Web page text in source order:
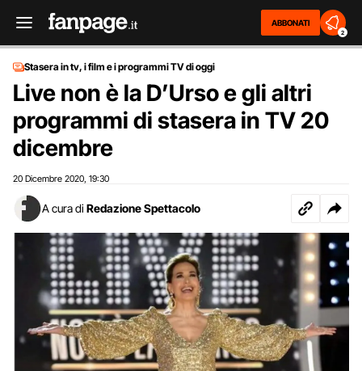
ABBONATI
2
Stasera in tv, i film e i programmi TV di oggi
Live non è la D’Urso e gli altri
programmi di stasera in TV 20
dicembre
20 Dicembre 2020 19:30
A cura di Redazione Spettacolo